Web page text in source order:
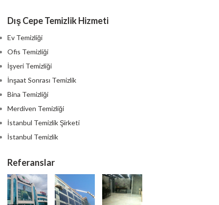
Dış Cepe Temizlik Hizmeti
Ev Temizliği
Ofis Temizliği
İşyeri Temizliği
İnşaat Sonrası Temizlik
Bina Temizliği
Merdiven Temizliği
İstanbul Temizlik Şirketi
İstanbul Temizlik
Referanslar